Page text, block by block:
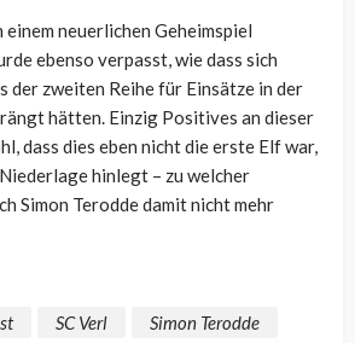
neuerlichen Geheimspiel
ebenso verpasst, wie dass sich
der zweiten Reihe für Einsätze in der
hätten. Einzig Positives an dieser
dass dies eben nicht die erste Elf war,
hinlegt – zu welcher
Simon Terodde damit nicht mehr
SC Verl Simon Terodde